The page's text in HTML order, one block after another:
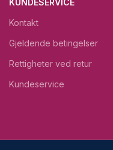
KUNDESERVICE
Kontakt
Gjeldende betingelser
Rettigheter ved retur
Kundeservice